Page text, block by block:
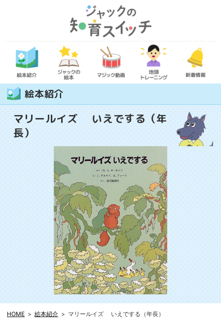
絵本紹介
マリールイズ いえでする（年
長）
HOME 絵本紹介 マリールイズ いえでする（年長）